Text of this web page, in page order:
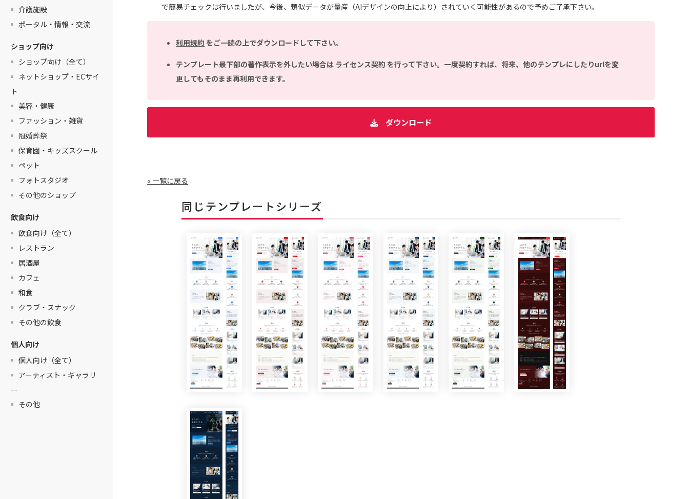
で簡易チェックは行いましたが、今後、類似データが量産（AIデザインの向上により）されていく可能性があるので予めご了承下さい。
利用規約 をご一読の上でダウンロードして下さい。
テンプレート最下部の著作表示を外したい場合は ライセンス契約 を行って下さい。一度契約すれば、将来、他のテンプレにしたりurlを変
更してもそのまま再利用できます。
ダウンロード
« 一覧に戻る
同じテンプレートシリーズ
介護施設
ポータル・情報・交流
ショップ向け
ショップ向け（全て）
ネットショップ・ECサイ
ト
美容・健康
ファッション・雑貨
冠婚葬祭
保育園・キッズスクール
ペット
フォトスタジオ
その他のショップ
飲食向け
飲食向け（全て）
レストラン
居酒屋
カフェ
和食
クラブ・スナック
その他の飲食
個人向け
個人向け（全て）
アーティスト・ギャラリ
ー
その他